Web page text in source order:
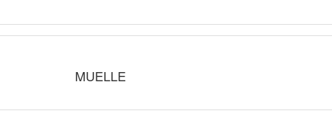
MUELLE